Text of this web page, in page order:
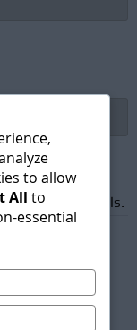
emails.
to allow
All to
essential